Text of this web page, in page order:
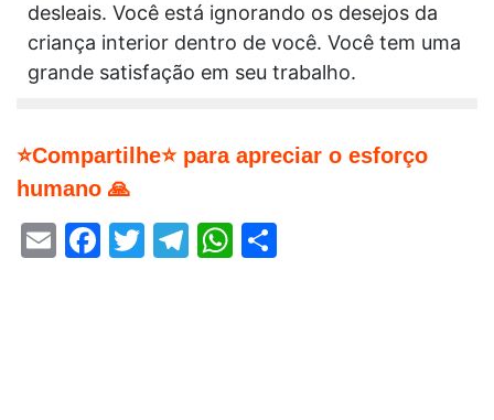
desleais. Você está ignorando os desejos da
criança interior dentro de você. Você tem uma
grande satisfação em seu trabalho.
⭐Compartilhe⭐ para apreciar o esforço
humano 🙏
EmailFacebook
Twitter
Telegram
WhatsApp